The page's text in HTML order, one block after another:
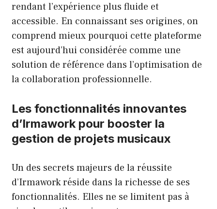
rendant l’expérience plus fluide et
accessible. En connaissant ses origines, on
comprend mieux pourquoi cette plateforme
est aujourd’hui considérée comme une
solution de référence dans l’optimisation de
la collaboration professionnelle.
Les fonctionnalités innovantes
d’Irmawork pour booster la
gestion de projets musicaux
Un des secrets majeurs de la réussite
d’Irmawork réside dans la richesse de ses
fonctionnalités. Elles ne se limitent pas à